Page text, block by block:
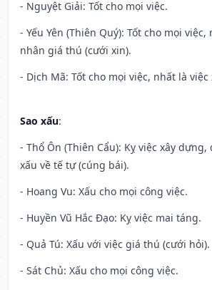
- Nguyệt Giải: Tốt cho mọi việc.
- Yếu Yên (Thiên Quý): Tốt cho mọi
nhân giá thú (cưới xin).
- Dịch Mã: Tốt cho mọi việc, nhất là
Sao xấu:
- Thổ Ôn (Thiên Cẩu): Kỵ việc xây
xấu về tế tự (cúng bái).
- Hoang Vu: Xấu cho mọi công việc.
- Huyền Vũ Hắc Đạo: Kỵ việc mai táng.
- Quả Tú: Xấu với việc giá thú (cưới hỏi).
- Sát Chủ: Xấu cho mọi công việc.